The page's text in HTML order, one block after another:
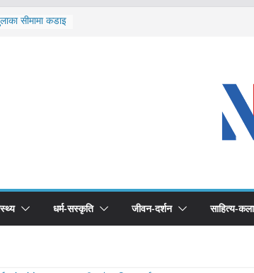
सीमामा कडाइ
धर्म-सस्कृति जीवन-दर्शन साहित्य-कला